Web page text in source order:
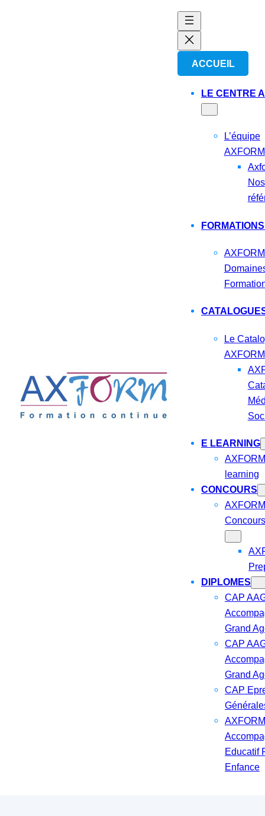
ACCUEIL
LE CENTRE
L’équipe
AXFORM
Nos
FORMATIONS
Le
AXFORM
E LEARNING
learning
CONCOURS
DIPLOMES
CAP
Grand
CAP
Grand
CAP
Educatif
Enfance